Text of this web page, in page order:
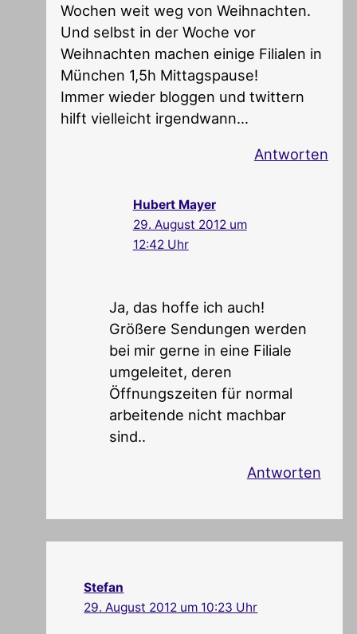
Wochen weit weg von Weihnachten.
Und selbst in der Woche vor
Weihnachten machen einige Filialen in
München 1,5h Mittagspause!
Immer wieder bloggen und twittern
hilft vielleicht irgendwann…
Antworten
Hubert Mayer
29. August 2012 um
12:42 Uhr
Ja, das hoffe ich auch!
Größere Sendungen werden
bei mir gerne in eine Filiale
umgeleitet, deren
Öffnungszeiten für normal
arbeitende nicht machbar
sind..
Antworten
Stefan
29. August 2012 um 10:23 Uhr